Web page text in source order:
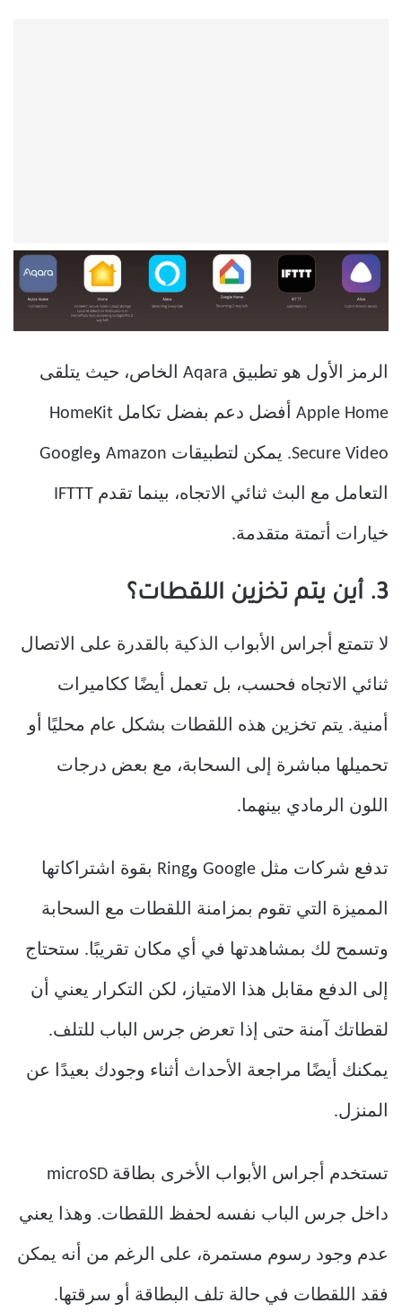
الرمز الأول هو تطبيق Aqara الخاص، حيث يتلقى
Apple Home أفضل دعم بفضل تكامل HomeKit
Secure Video. يمكن لتطبيقات Amazon وGoogle
التعامل مع البث ثنائي الاتجاه، بينما تقدم IFTTT
خيارات أتمتة متقدمة.
3. أين يتم تخزين اللقطات؟
لا تتمتع أجراس الأبواب الذكية بالقدرة على الاتصال
ثنائي الاتجاه فحسب، بل تعمل أيضًا ككاميرات
أمنية. يتم تخزين هذه اللقطات بشكل عام محليًا أو
تحميلها مباشرة إلى السحابة، مع بعض درجات
اللون الرمادي بينهما.
تدفع شركات مثل Google وRing بقوة اشتراكاتها
المميزة التي تقوم بمزامنة اللقطات مع السحابة
وتسمح لك بمشاهدتها في أي مكان تقريبًا. ستحتاج
إلى الدفع مقابل هذا الامتياز، لكن التكرار يعني أن
لقطاتك آمنة حتى إذا تعرض جرس الباب للتلف.
يمكنك أيضًا مراجعة الأحداث أثناء وجودك بعيدًا عن
المنزل.
تستخدم أجراس الأبواب الأخرى بطاقة microSD
داخل جرس الباب نفسه لحفظ اللقطات. وهذا يعني
عدم وجود رسوم مستمرة، على الرغم من أنه يمكن
فقد اللقطات في حالة تلف البطاقة أو سرقتها.